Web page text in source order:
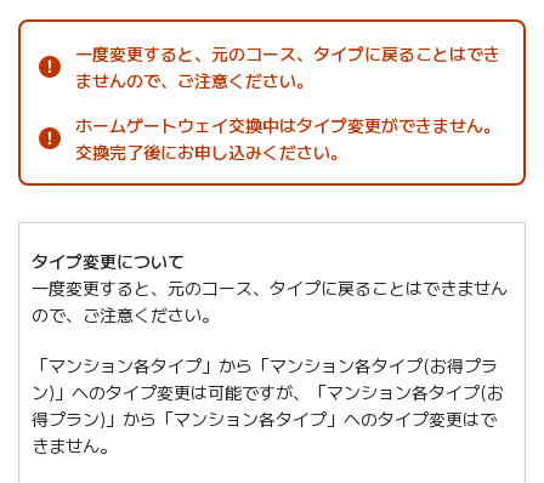
一度変更すると、元のコース、タイプに戻ることはでき
ませんので、ご注意ください。
ホームゲートウェイ交換中はタイプ変更ができません。
交換完了後にお申し込みください。
タイプ変更について
一度変更すると、元のコース、タイプに戻ることはできません
ので、ご注意ください。
「マンション各タイプ」から「マンション各タイプ(お得プラ
ン)」へのタイプ変更は可能ですが、「マンション各タイプ(お
得プラン)」から「マンション各タイプ」へのタイプ変更はで
きません。